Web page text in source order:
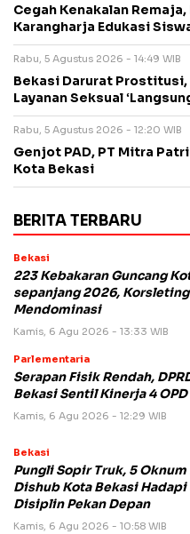
Cegah Kenakalan
Karangharja Edukasi
Rabu, 5 Agustus 2026 - 14:49 WIB
Bekasi Darurat Prostitusi,
Layanan Seksual
Rabu, 5 Agustus 2026 - 12:20 WIB
Genjot PAD, PT Mitra
Kota Bekasi
BERITA TERBARU
Bekasi
223 Kebakaran Guncang
sepanjang 2026,
Mendominasi
Kamis, 6 Agu 2026 - 13:33 WIB
Parlementaria
Serapan Fisik Rendah,
Bekasi Sentil Kinerja 4 OPD
Kamis, 6 Agu 2026 - 12:29 WIB
Bekasi
Pungli Sopir Truk, 5 Oknum
Dishub Kota Bekasi Hadapi
Disiplin Pekan Depan
Kamis, 6 Agu 2026 - 10:58 WIB